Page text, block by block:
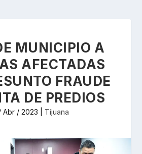
MUNICIPIO A
AFECTADAS
FRAUDE
DE PREDIOS
Abr / 2023 Tijuana